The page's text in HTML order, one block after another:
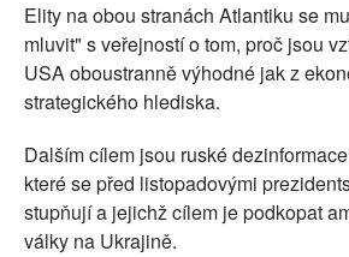
Elity na obou stranách Atlantiku se
mluvit" s veřejností o tom, proč jsou
USA oboustranně výhodné jak z
strategického hlediska.
Dalším cílem jsou ruské
které se před listopadovými
stupňují a jejichž cílem je podkopat
války na Ukrajině.